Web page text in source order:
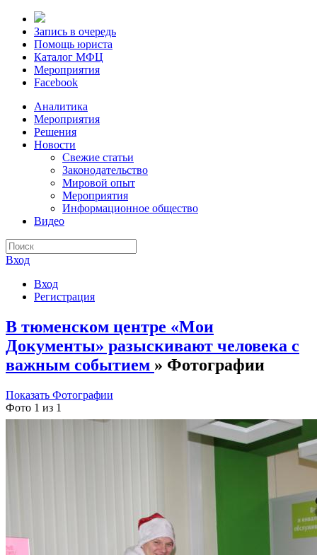
Запись в очередь
Помощь юриста
Каталог МФЦ
Мероприятия
Facebook
Аналитика
Мероприятия
Решения
Новости
Свежие статьи
Законодательство
Мировой опыт
Мероприятия
Информационное общество
Видео
Вход
Вход
Регистрация
В тюменском центре «Мои
Документы» разыскивают человека с
важным событием » Фотографии
Показать Фотографии
Фото 1 из 1